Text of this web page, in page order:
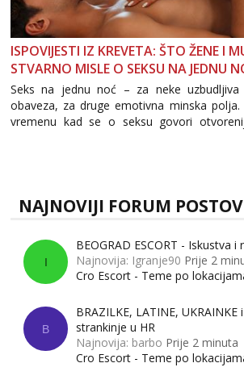
ISPOVIJESTI IZ KREVETA: ŠTO ŽENE I
STVARNO MISLE O SEKSU NA JEDNU
Seks na jednu noć – za neke uzbudljiva
obaveza, za druge emotivna minska
vremenu kad se o seksu govori
tema „jedne noći strasti“ i dalje izaziva
NAJNOVIJI FORUM
I
BEOGRAD ESCORT - Iskustva i
Najnovija: Igranje90 Prije 2
Cro Escort - Teme po
B
BRAZILKE, LATINE, UKRAINKE
strankinje u HR
Najnovija: barbo Prije 2 minuta
Cro Escort - Teme po